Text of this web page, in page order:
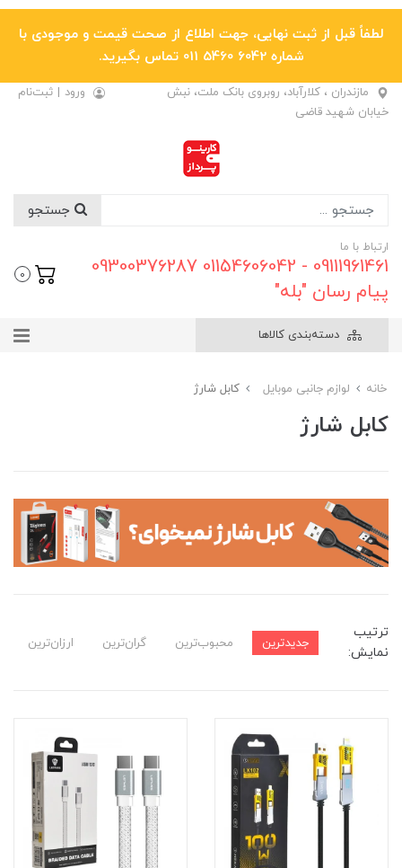
لطفاً قبل از ثبت نهایی، جهت اطلاع از صحت قیمت و موجودی با
شماره 6042 5460 011 تماس بگیرید.
مازندران ، کلارآباد، روبروی بانک ملت، نبش
خیابان شهید قاضی
ورود | ثبت‌نام
ارتباط با ما
09111961461 - 01154606042 09300376287
پیام رسان "بله"
0
دسته‌بندی کالاها
خانه لوازم جانبی موبایل کابل شارژ
کابل شارژ
ترتیب
نمایش:
جدیدترین محبوب‌ترین گران‌ترین ارزان‌ترین